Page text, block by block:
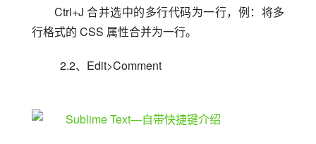
Ctrl+J 合并选中的多行代码为一行，例：将多
行格式的 CSS 属性合并为一行。
  2.2、Edit>Comment